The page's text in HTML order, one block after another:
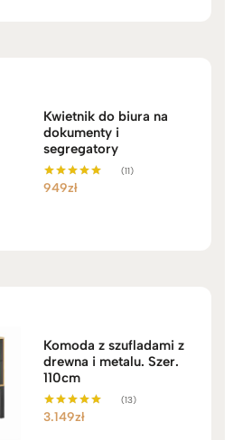
Kwietnik do biura na
dokumenty i
segregatory
Oceniono
(11)
949zł
Komoda z szufladami z
drewna i metalu. Szer.
110cm
Oceniono
(13)
3.149zł